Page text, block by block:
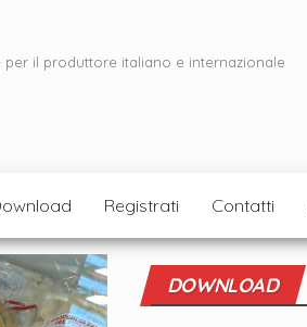
per il produttore italiano e internazionale
Registrati Contatti
DOWNLOAD